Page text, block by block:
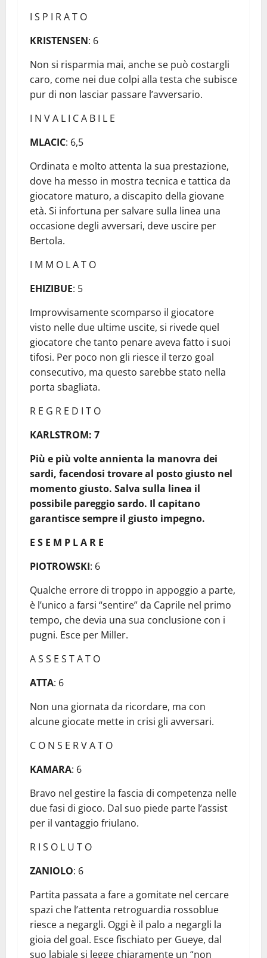
I S P I R A T O
KRISTENSEN: 6
Non si risparmia mai, anche se può costargli
caro, come nei due colpi alla testa che subisce
pur di non lasciar passare l’avversario.
I N V A L I C A B I L E
MLACIC: 6,5
Ordinata e molto attenta la sua prestazione,
dove ha messo in mostra tecnica e tattica da
giocatore maturo, a discapito della giovane
età. Si infortuna per salvare sulla linea una
occasione degli avversari, deve uscire per
Bertola.
I M M O L A T O
EHIZIBUE: 5
Improvvisamente scomparso il giocatore
visto nelle due ultime uscite, si rivede quel
giocatore che tanto penare aveva fatto i suoi
tifosi. Per poco non gli riesce il terzo goal
consecutivo, ma questo sarebbe stato nella
porta sbagliata.
R E G R E D I T O
KARLSTROM: 7
Più e più volte annienta la manovra dei
sardi, facendosi trovare al posto giusto nel
momento giusto. Salva sulla linea il
possibile pareggio sardo. Il capitano
garantisce sempre il giusto impegno.
E S E M P L A R E
PIOTROWSKI: 6
Qualche errore di troppo in appoggio a parte,
è l’unico a farsi “sentire” da Caprile nel primo
tempo, che devia una sua conclusione con i
pugni. Esce per Miller.
A S S E S T A T O
ATTA: 6
Non una giornata da ricordare, ma con
alcune giocate mette in crisi gli avversari.
C O N S E R V A T O
KAMARA: 6
Bravo nel gestire la fascia di competenza nelle
due fasi di gioco. Dal suo piede parte l’assist
per il vantaggio friulano.
R I S O L U T O
ZANIOLO: 6
Partita passata a fare a gomitate nel cercare
spazi che l’attenta retroguardia rossoblue
riesce a negargli. Oggi è il palo a negargli la
gioia del goal. Esce fischiato per Gueye, dal
suo labiale si legge chiaramente un “non